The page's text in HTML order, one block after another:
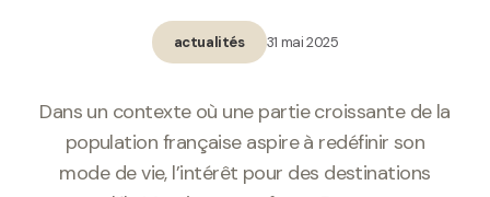
actualités 31 mai 2025
Dans un contexte où une partie croissante de la
population française aspire à redéfinir son
mode de vie, l’intérêt pour des destinations